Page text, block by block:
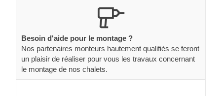
Besoin d'aide pour le montage ?
Nos partenaires monteurs hautement qualifiés se feront
un plaisir de réaliser pour vous les travaux concernant
le montage de nos chalets.